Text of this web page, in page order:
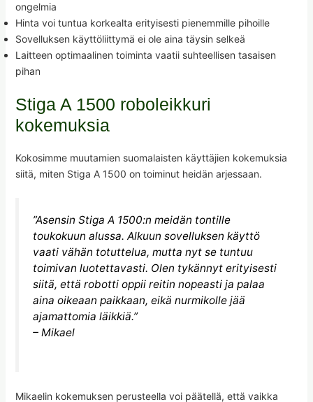
ongelmia
Hinta voi tuntua korkealta erityisesti pienemmille pihoille
Sovelluksen käyttöliittymä ei ole aina täysin selkeä
Laitteen optimaalinen toiminta vaatii suhteellisen tasaisen
pihan
Stiga A 1500 roboleikkuri
kokemuksia
Kokosimme muutamien suomalaisten käyttäjien kokemuksia
siitä, miten Stiga A 1500 on toiminut heidän arjessaan.
”Asensin Stiga A 1500:n meidän tontille
toukokuun alussa. Alkuun sovelluksen käyttö
vaati vähän totuttelua, mutta nyt se tuntuu
toimivan luotettavasti. Olen tykännyt erityisesti
siitä, että robotti oppii reitin nopeasti ja palaa
aina oikeaan paikkaan, eikä nurmikolle jää
ajamattomia läikkiä.”
– Mikael
Mikaelin kokemuksen perusteella voi päätellä, että vaikka